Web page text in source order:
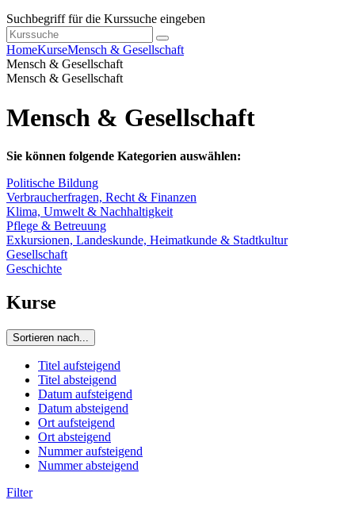
Suchbegriff für die Kurssuche eingeben
HomeKurseMensch & Gesellschaft
Mensch & Gesellschaft
Mensch & Gesellschaft
Mensch & Gesellschaft
Sie können folgende Kategorien auswählen:
Politische Bildung
Verbraucherfragen, Recht & Finanzen
Klima, Umwelt & Nachhaltigkeit
Pflege & Betreuung
Exkursionen, Landeskunde, Heimatkunde & Stadtkultur
Gesellschaft
Geschichte
Kurse
Sortieren nach...
Titel aufsteigend
Titel absteigend
Datum aufsteigend
Datum absteigend
Ort aufsteigend
Ort absteigend
Nummer aufsteigend
Nummer absteigend
Filter